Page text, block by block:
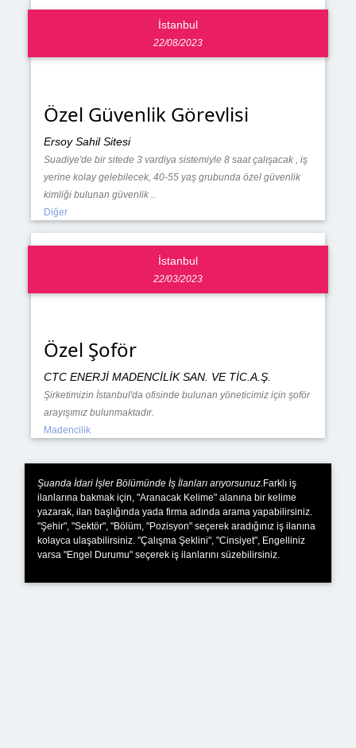
İstanbul
22/08/2023
Özel Güvenlik Görevlisi
Ersoy Sahil Sitesi
Suadiye'de bir sitede 3 vardiya sistemiyle 8 saat çalışacak , iş
yerine kolay gelebilecek, 40-55 yaş grubunda özel güvenlik
kimliği bulunan güvenlik ..
Diğer
İstanbul
22/03/2023
Özel Şoför
CTC ENERJİ MADENCİLİK SAN. VE TİC.A.Ş.
Şirketimizin İstanbul'da ofisinde bulunan yöneticimiz için şoför
arayışımız bulunmaktadır.
Madencilik
Şuanda İdari İşler Bölümünde İş İlanları arıyorsunuz. Farklı iş
ilanlarına bakmak için, "Aranacak Kelime" alanına bir kelime
yazarak, ilan başlığında yada firma adında arama yapabilirsiniz.
"Şehir", "Sektör", "Bölüm, "Pozisyon" seçerek aradığınız iş ilanına
kolayca ulaşabilirsiniz. "Çalışma Şeklini", "Cinsiyet", Engelliniz
varsa "Engel Durumu" seçerek iş ilanlarını süzebilirsiniz.